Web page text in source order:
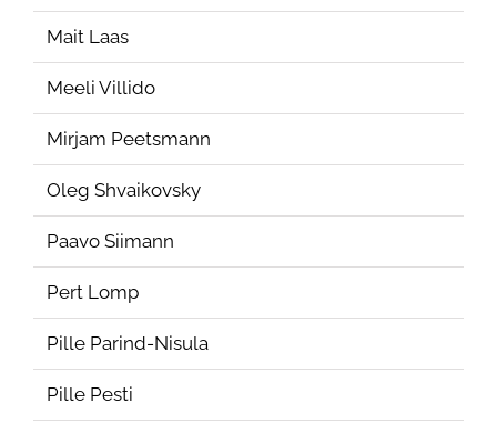
Mait Laas
Meeli Villido
Mirjam Peetsmann
Oleg Shvaikovsky
Paavo Siimann
Pert Lomp
Pille Parind-Nisula
Pille Pesti